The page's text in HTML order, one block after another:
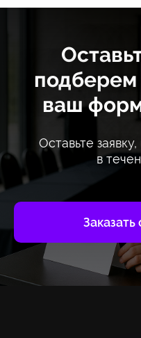
ваш
Оставьте
в